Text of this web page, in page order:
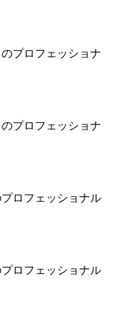
プロフェッショナ
プロフェッショナ
ロフェッショナル
ロフェッショナル